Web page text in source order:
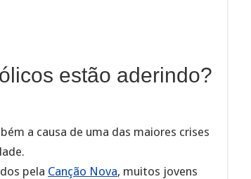
estão aderindo?
a causa de uma das maiores crises
pela Canção Nova, muitos jovens